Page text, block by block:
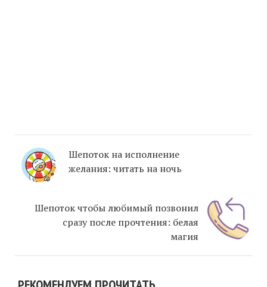
Шепоток на исполнение
желания: читать на ночь
Шепоток чтобы любимый позвонил
сразу после прочтения: белая
магия